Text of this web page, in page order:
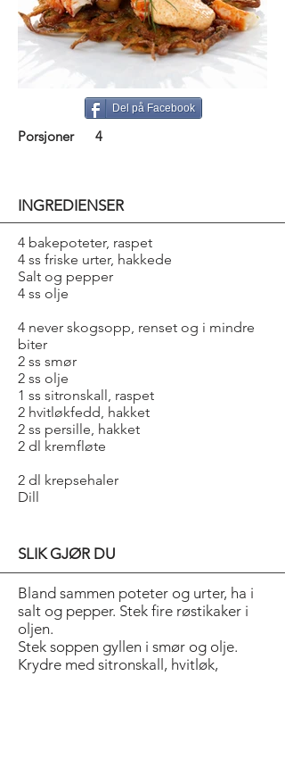
Del på Facebook
Porsjoner 4
INGREDIENSER
4 bakepoteter, raspet
4 ss friske urter, hakkede
Salt og pepper
4 ss olje
4 never skogsopp, renset og i mindre
biter
2 ss smør
2 ss olje
1 ss sitronskall, raspet
2 hvitløkfedd, hakket
2 ss persille, hakket
2 dl kremfløte
2 dl krepsehaler
Dill
SLIK GJØR DU
Bland sammen poteter og urter, ha i
salt og pepper. Stek fire røstikaker i
oljen.
Stek soppen gyllen i smør og olje.
Krydre med sitronskall, hvitløk,